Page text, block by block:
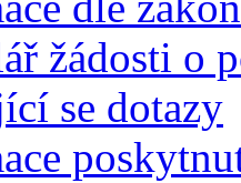
žádosti o
se dotazy